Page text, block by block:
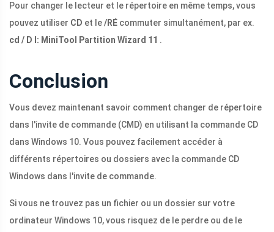
Pour changer le lecteur et le répertoire en même temps, vous
pouvez utiliser CD et le/RÉ commuter simultanément, par ex.
cd / D I: MiniTool Partition Wizard 11 .
Conclusion
Vous devez maintenant savoir comment changer de répertoire
dans l'invite de commande (CMD) en utilisant la commande CD
dans Windows 10. Vous pouvez facilement accéder à
différents répertoires ou dossiers avec la commande CD
Windows dans l'invite de commande.
Si vous ne trouvez pas un fichier ou un dossier sur votre
ordinateur Windows 10, vous risquez de le perdre ou de le